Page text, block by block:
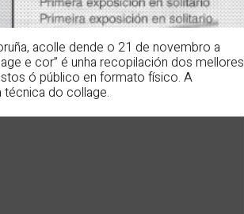
acolle dende o 21 de novembro a
e cor” é unha recopilación dos mellores
ó público en formato físico. A
do collage.